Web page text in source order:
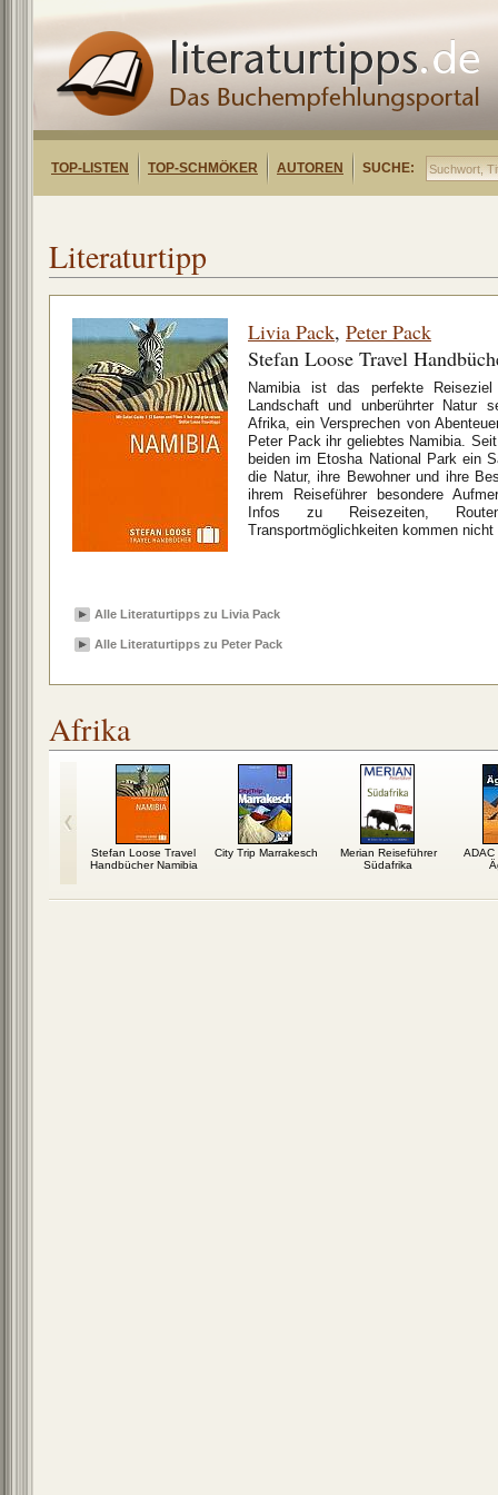
TOP-LISTEN TOP-SCHMÖKER AUTOREN SUCHE:
Literaturtipp
Livia Pack, Peter Pack
Stefan Loose Travel
Namibia ist das perfekte
Landschaft und unberührter Natur
Afrika, ein Versprechen von
Peter Pack ihr geliebtes Namibia.
beiden im Etosha National Park ein
die Natur, ihre Bewohner und ihre
ihrem Reiseführer besondere
Infos zu Reisezeiten,
Transportmöglichkeiten kommen
Alle Literaturtipps zu Livia Pack
Alle Literaturtipps zu Peter Pack
Afrika
Stefan Loose Travel
Handbücher Namibia
City Trip Marrakesch
Merian Reiseführer
Südafrika
ADAC